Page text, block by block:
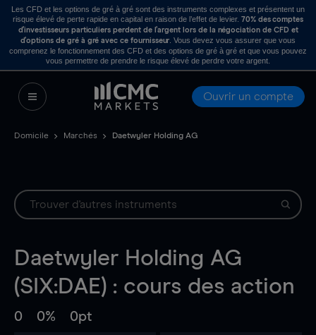
Les CFD et les options de gré à gré sont des instruments complexes et présentent un
risque élevé de perte rapide en capital en raison de l’effet de levier. 70% des comptes
d’investisseurs particuliers perdent de l’argent lors de la négociation de CFD et
d’options de gré à gré avec ce fournisseur . Vous devez vous assurer que vous
comprenez le fonctionnement des CFD et des options de gré à gré et que vous pouvez
vous permettre de prendre le risque élevé de perdre votre argent.
Ouvrir un compte
Domicile Marchés Daetwyler Holding AG
Daetwyler Holding AG
(SIX:DAE) : cours des action
0 0% 0pt